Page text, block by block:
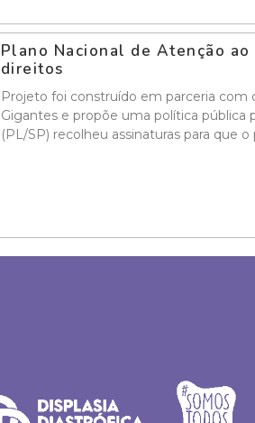
Plano Nacional de Atenção
direitos
Projeto foi construído em parceria
Gigantes e propõe uma política pública
(PL/SP) recolheu assinaturas para que